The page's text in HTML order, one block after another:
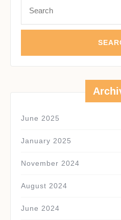
for:
June 2025
January 2025
November 2024
August 2024
June 2024